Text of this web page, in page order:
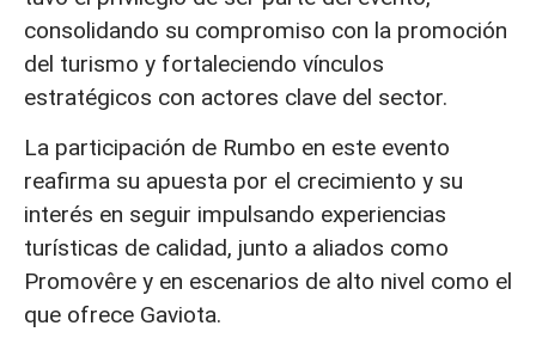
consolidando su compromiso con la promoción
del turismo y fortaleciendo vínculos
estratégicos con actores clave del sector.
La participación de Rumbo en este evento
reafirma su apuesta por el crecimiento y su
interés en seguir impulsando experiencias
turísticas de calidad, junto a aliados como
Promovêre y en escenarios de alto nivel como el
que ofrece Gaviota.